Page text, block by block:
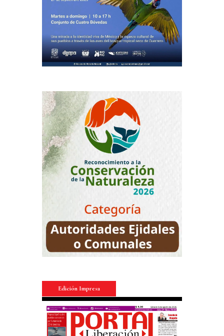
Edición Impresa